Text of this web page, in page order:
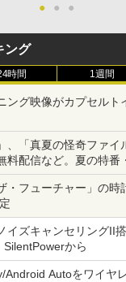
● ● ●
ング
時間 1週間
ング映像がカプセルト
、「真夏の怪奇ファイ
料配信など。夏の特番
・フューチャー」の
イズキャンセリングII
SilentPowerから
Android Autoをワイヤ